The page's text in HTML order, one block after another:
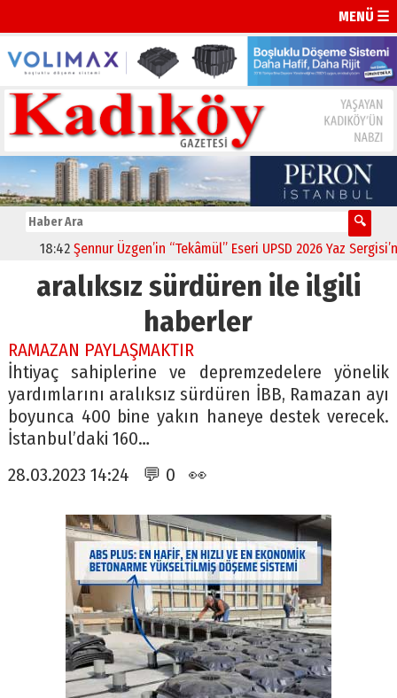
MENÜ ☰
18:42 Şennur Üzgen’in “Tekâmül” Eseri UPSD 2026 Yaz
aralıksız sürdüren ile ilgili
haberler
RAMAZAN PAYLAŞMAKTIR
İhtiyaç sahiplerine ve depremzedelere yönelik
yardımlarını aralıksız sürdüren İBB, Ramazan ayı
boyunca 400 bine yakın haneye destek verecek.
İstanbul’daki 160…
28.03.2023 14:24 💬 0 👀